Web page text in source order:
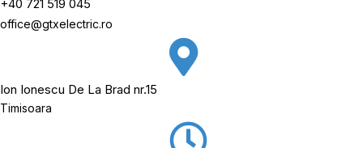
+40 721 519 045
office@gtxelectric.ro
Ion Ionescu De La Brad nr.15
Timisoara